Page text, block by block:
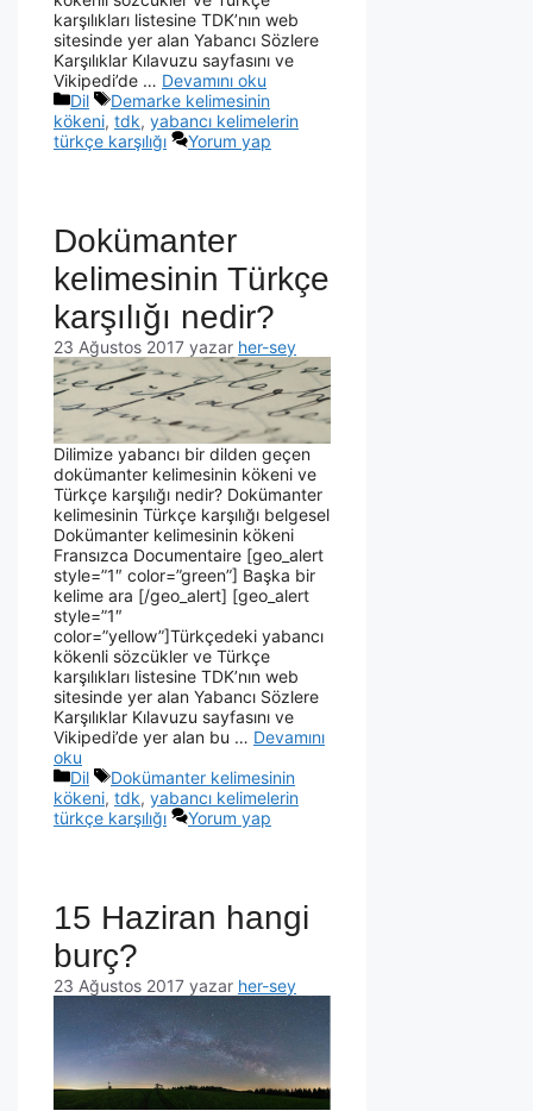
karşılıkları listesine TDK’nın web
sitesinde yer alan Yabancı Sözlere
Karşılıklar Kılavuzu sayfasını ve
Vikipedi’de … Devamını oku
Dil
Demarke kelimesinin
kökeni, tdk, yabancı kelimelerin
türkçe karşılığı
Yorum yap
Dokümanter
kelimesinin Türkçe
karşılığı nedir?
23 Ağustos 2017 yazar her-sey
Dilimize yabancı bir dilden geçen
dokümanter kelimesinin kökeni ve
Türkçe karşılığı nedir? Dokümanter
kelimesinin Türkçe karşılığı belgesel
Dokümanter kelimesinin kökeni
Fransızca Documentaire [geo_alert
style=”1″ color=”green”] Başka bir
kelime ara [/geo_alert] [geo_alert
style=”1″
color=”yellow”]Türkçedeki yabancı
kökenli sözcükler ve Türkçe
karşılıkları listesine TDK’nın web
sitesinde yer alan Yabancı Sözlere
Karşılıklar Kılavuzu sayfasını ve
Vikipedi’de yer alan bu … Devamını
oku
Dil
Dokümanter kelimesinin
kökeni, tdk, yabancı kelimelerin
türkçe karşılığı
Yorum yap
15 Haziran hangi
burç?
23 Ağustos 2017 yazar her-sey